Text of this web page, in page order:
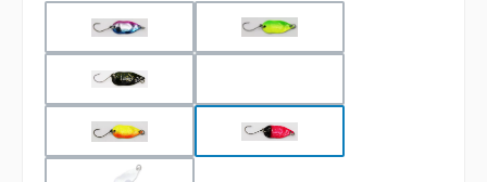
blue pink silver glitter green yellow glitter
olive black gold-glitter
orange yellow green glittpink black glitter